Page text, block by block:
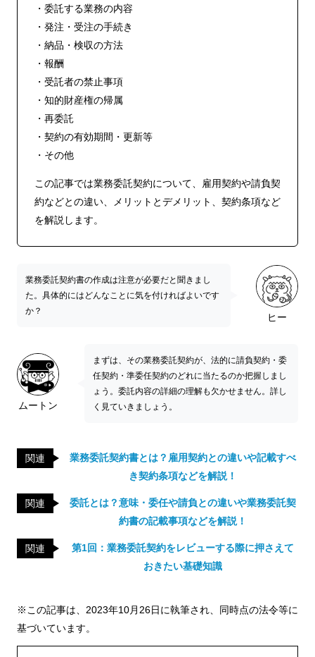
・委託する業務の内容
・発注・受注の手続き
・納品・検収の方法
・報酬
・受託者の禁止事項
・知的財産権の帰属
・再委託
・契約の有効期間・更新等
・その他
この記事では業務委託契約について、雇用契約や請負契
約などとの違い、メリットとデメリット、契約条項など
を解説します。
ヒー
業務委託契約書の作成は注意が必要だと聞きまし
た。具体的にはどんなことに気を付ければよいです
か？
ムートン
まずは、その業務委託契約が、法的に請負契約・委
任契約・準委任契約のどれに当たるのか把握しまし
ょう。委託内容の詳細の理解も欠かせません。詳し
く見ていきましょう。
関連
業務委託契約書とは？雇用契約との違いや記載すべ
き契約条項などを解説！
関連
委託とは？意味・委任や請負との違いや業務委託契
約書の記載事項などを解説！
関連
第1回：業務委託契約をレビューする際に押さえて
おきたい基礎知識
※この記事は、2023年10月26日に執筆され、同時点の法令等に
基づいています。